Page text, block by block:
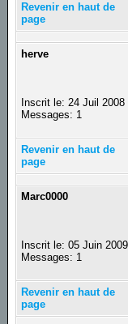
Revenir en haut de
page
herve
Inscrit le: 24 Juil 2008
Messages: 1
Revenir en haut de
page
Marc0000
Inscrit le: 05 Juin 2009
Messages: 1
Revenir en haut de
page